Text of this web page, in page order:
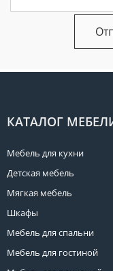
КАТАЛОГ
Мебель для кухни
Детская мебель
Мягкая мебель
Шкафы
Мебель для спальни
Мебель для гостиной